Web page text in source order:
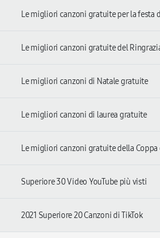
Le migliori canzoni gratuite per la festa
Le migliori canzoni gratuite del
Le migliori canzoni di Natale gratuite
Le migliori canzoni di laurea gratuite
Le migliori canzoni gratuite della Coppa
Superiore 30 Video YouTube più visti
2021 Superiore 20 Canzoni di TikTok